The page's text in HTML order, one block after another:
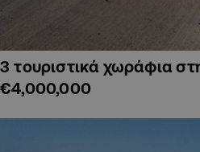
3 τουριστικά χωράφια
€4,000,000